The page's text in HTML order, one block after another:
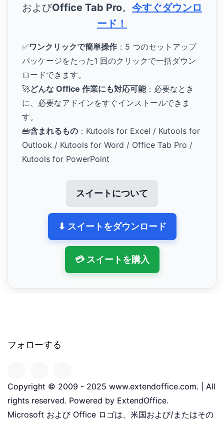
およびOffice Tab Pro。 今すぐダウンロ
ード！
✅ワンクリックで簡単操作 ：5 つのセットアップ
パッケージをたった1 回のクリックで一括ダウン
ロードできます。
🚀どんな Office 作業にも対応可能：必要なとき
に、必要なアドインをすぐインストールできま
す。
🧰含まれるもの ：Kutools for Excel / Kutools for
Outlook / Kutools for Word / Office Tab Pro /
Kutools for PowerPoint
スイートについて
⬇ スイートをダウンロード
💳 スイートを購入
フォローする
Copyright © 2009 - 2025 www.extendoffice.com. | All
rights reserved. Powered by ExtendOffice.
Microsoft および Office ロゴは、米国および/またはその